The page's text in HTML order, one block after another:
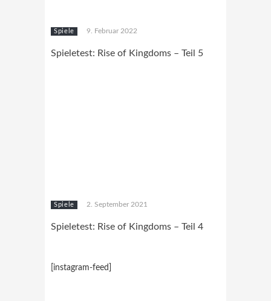
Spiele 9. Februar 2022
Spieletest: Rise of Kingdoms – Teil 5
Spiele 2. September 2021
Spieletest: Rise of Kingdoms – Teil 4
[instagram-feed]